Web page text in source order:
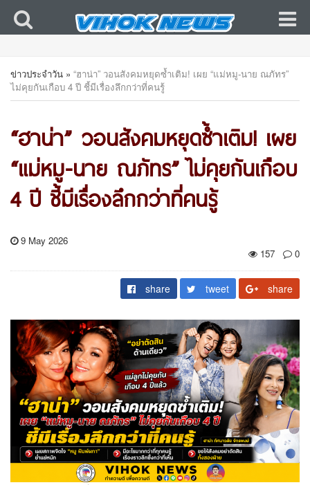
ข่าวประจำวัน » “ฮาน่า” วอนสังคมหยุดซ้ำเติม! เผย “แม่หมู-นาย ณภัทร”
ไม่คุยกันเกือบ 4 ปี ชี้มีเรื่องลึกกว่าที่คนรู้
“ฮาน่า” วอนสังคมหยุดซ้ำเติม! เผย
“แม่หมู-นาย ณภัทร” ไม่คุยกันเกือบ
4 ปี ชี้มีเรื่องลึกกว่าที่คนรู้
9 May 2026
157
0
share tweet share